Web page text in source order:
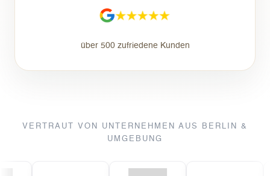
über 500 zufriedene Kunden
VERTRAUT VON UNTERNEHMEN AUS BERLIN &
UMGEBUNG